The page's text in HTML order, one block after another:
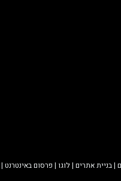
|בניית אתרים |לוגו | פרסום באינטרנט |